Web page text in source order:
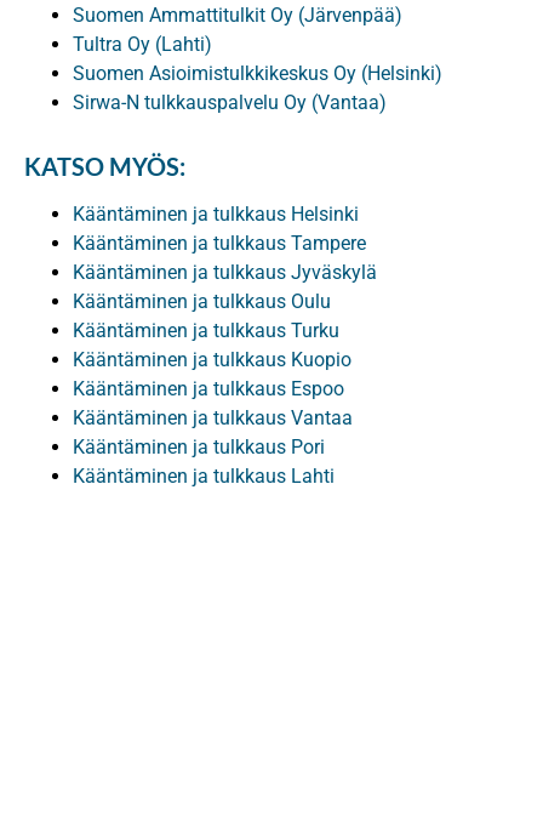
Suomen Ammattitulkit Oy (Järvenpää)
Tultra Oy (Lahti)
Suomen Asioimistulkkikeskus Oy (Helsinki)
Sirwa-N tulkkauspalvelu Oy (Vantaa)
KATSO MYÖS:
Kääntäminen ja tulkkaus Helsinki
Kääntäminen ja tulkkaus Tampere
Kääntäminen ja tulkkaus Jyväskylä
Kääntäminen ja tulkkaus Oulu
Kääntäminen ja tulkkaus Turku
Kääntäminen ja tulkkaus Kuopio
Kääntäminen ja tulkkaus Espoo
Kääntäminen ja tulkkaus Vantaa
Kääntäminen ja tulkkaus Pori
Kääntäminen ja tulkkaus Lahti